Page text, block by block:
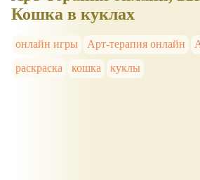
Кошка в куклах
онлайн игры Арт-терапия онлайн
раскраска
кошка куклы